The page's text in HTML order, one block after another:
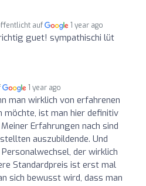
auf 1 year ago
guet! sympathischi lüt
1 year ago
man wirklich von erfahrenen
möchte, ist man hier definitiv
Erfahrungen nach sind
auszubildende. Und
der wirklich
Standardpreis ist erst mal
sich bewusst wird, dass man